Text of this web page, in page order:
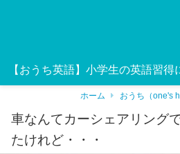
【おうち英語】小学生の英語習得
ホーム おうち（one's
車なんてカーシェアリング
たけれど・・・